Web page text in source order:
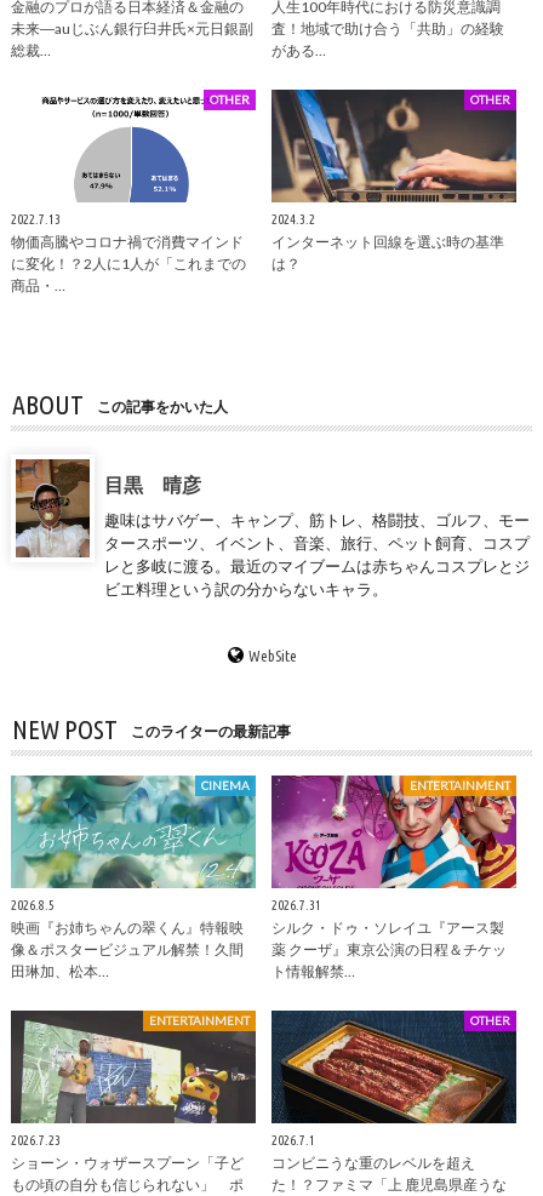
金融のプロが語る日本経済＆金融の
未来―auじぶん銀行臼井氏×元日銀副
総裁…
人生100年時代における防災意識調
査！地域で助け合う「共助」の経験
がある…
OTHER
2022.7.13
物価高騰やコロナ禍で消費マインド
に変化！？2人に1人が「これまでの
商品・…
OTHER
2024.3.2
インターネット回線を選ぶ時の基準
は？
ABOUT この記事をかいた人
目黒 晴彦
趣味はサバゲー、キャンプ、筋トレ、格闘技、ゴルフ、モー
タースポーツ、イベント、音楽、旅行、ペット飼育、コスプ
レと多岐に渡る。最近のマイブームは赤ちゃんコスプレとジ
ビエ料理という訳の分からないキャラ。
WebSite
NEW POST このライターの最新記事
CINEMA
2026.8.5
映画『お姉ちゃんの翠くん』特報映
像＆ポスタービジュアル解禁！久間
田琳加、松本…
ENTERTAINMENT
2026.7.31
シルク・ドゥ・ソレイユ『アース製
薬 クーザ』東京公演の日程＆チケッ
ト情報解禁…
ENTERTAINMENT
2026.7.23
ショーン・ウォザースプーン「子ど
もの頃の自分も信じられない」 ポ
OTHER
2026.7.1
コンビニうな重のレベルを超え
た！？ファミマ「上 鹿児島県産うな